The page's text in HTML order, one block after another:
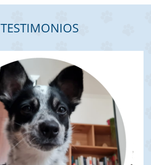
TESTIMONIOS